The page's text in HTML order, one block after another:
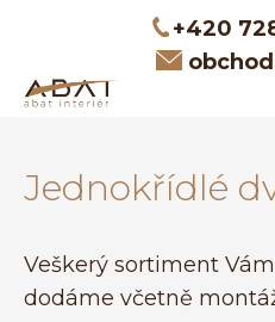
+420
Jednokřídlé
Veškerý sortiment
dodáme včetně